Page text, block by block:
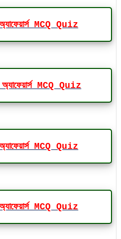
অ্যাফেয়ার্স MCQ Quiz
অ্যাফেয়ার্স MCQ Quiz
অ্যাফেয়ার্স MCQ Quiz
অ্যাফেয়ার্স MCQ Quiz